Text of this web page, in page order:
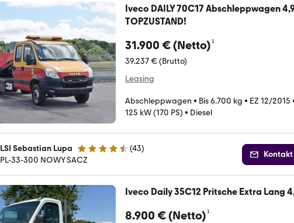
Iveco DAILY 70C17 Abschleppwagen
TOPZUSTAND!
31.900 € (Netto)¹
39.237 € (Brutto)
Leasing
Abschleppwagen • Bis 6.700 kg • EZ 12/2015
125 kW (170 PS) • Diesel
LSI Sebastian Lupa 4.7 Sterne (43)
PL-33-300 NOWY SACZ
Kontakt
Iveco Daily 35C12 Pritsche Extra Lang
8.900 € (Netto)¹